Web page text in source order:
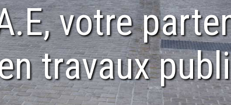
votre
travaux